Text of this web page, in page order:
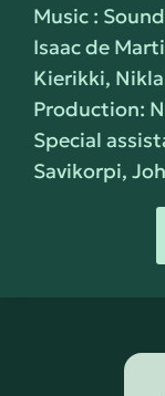
Music :
Isaac de
Kierikki,
Production:
Special
Savikorpi,